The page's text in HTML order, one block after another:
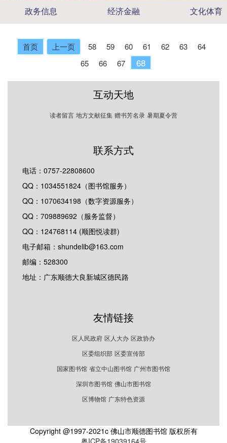
政务信息 经济金融 文化体育
首页 上一页 58 59 60 61 62 63
64
65
66 67 68
互动天地
读者留言 地方文献征集 赠书芳名录 暑期夏令营
联系方式
电话：0757-22808600
QQ：1034551824（图书馆服务）
QQ：1070634198（数字资源服务）
QQ：709889692（服务监督）
QQ：124768114 (顺图悦读群)
电子邮箱：shundelib@163.com
邮编：528300
地址：广东顺德大良新城区德民路
友情链接
区人民政府 区人大办 区政协办
区委组织部 区委宣传部
国家图书馆 省立中山图书馆 广州市图书馆
深圳市图书馆 佛山市图书馆
区博物馆 广东特色资源
Copyright @1997-2021c 佛山市顺德图书馆 版权所有
粤ICP备19039164号